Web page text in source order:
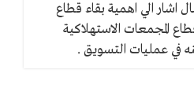
اشار الي اهمية بقاء قطاع
المجمعات الاستهلاكية
في عمليات التسويق .